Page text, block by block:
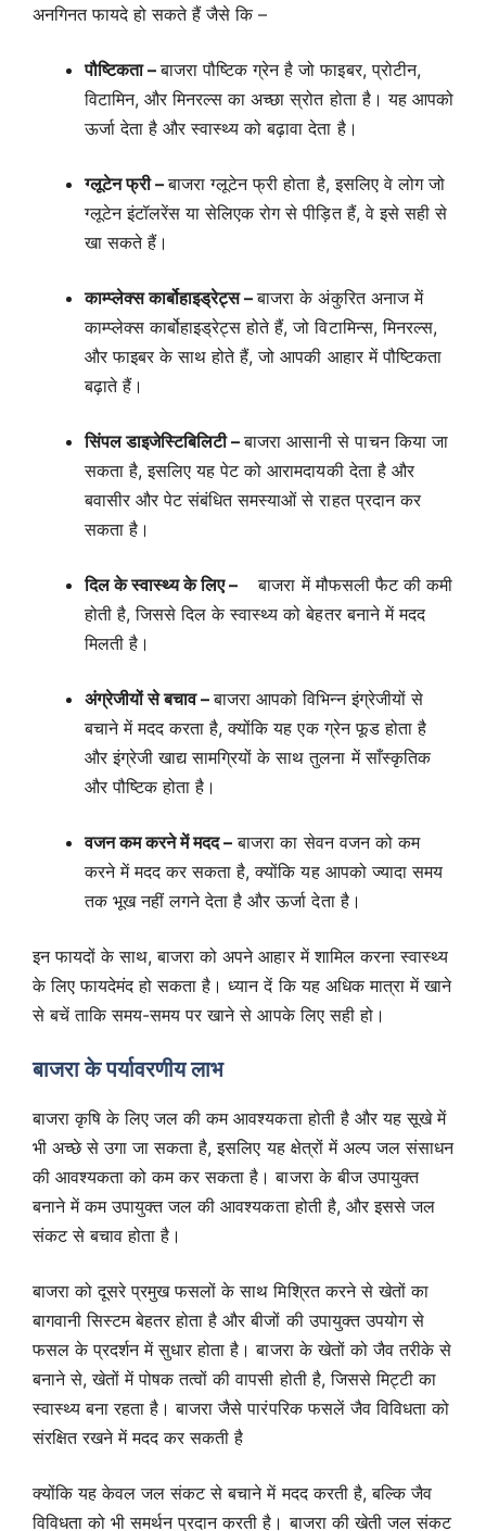
अनगिनत फायदे हो सकते हैं जैसे कि –
पौष्टिकता –बाजरा पौष्टिक ग्रेन है जो फाइबर, प्रोटीन,
विटामिन, और मिनरल्स का अच्छा स्रोत होता है। यह आपको
ऊर्जा देता है और स्वास्थ्य को बढ़ावा देता है।
ग्लूटेन फ्री –बाजरा ग्लूटेन फ्री होता है, इसलिए वे लोग जो
ग्लूटेन इंटॉलरेंस या सेलिएक रोग से पीड़ित हैं, वे इसे सही से
खा सकते हैं।
काम्प्लेक्स कार्बोहाइड्रेट्स –बाजरा के अंकुरित अनाज में
काम्प्लेक्स कार्बोहाइड्रेट्स होते हैं, जो विटामिन्स, मिनरल्स,
और फाइबर के साथ होते हैं, जो आपकी आहार में पौष्टिकता
बढ़ाते हैं।
सिंपल डाइजेस्टिबिलिटी –बाजरा आसानी से पाचन किया जा
सकता है, इसलिए यह पेट को आरामदायकी देता है और
बवासीर और पेट संबंधित समस्याओं से राहत प्रदान कर
सकता है।
दिल के स्वास्थ्य के लिए –
बाजरा में मौफसली फैट की कमी
होती है, जिससे दिल के स्वास्थ्य को बेहतर बनाने में मदद
मिलती है।
अंग्रेजीयों से बचाव –बाजरा आपको विभिन्न इंग्रेजीयों से
बचाने में मदद करता है, क्योंकि यह एक ग्रेन फूड होता है
और इंग्रेजी खाद्य सामग्रियों के साथ तुलना में साँस्कृतिक
और पौष्टिक होता है।
वजन कम करने में मदद – बाजरा का सेवन वजन को कम
करने में मदद कर सकता है, क्योंकि यह आपको ज्यादा समय
तक भूख नहीं लगने देता है और ऊर्जा देता है।
इन फायदों के साथ, बाजरा को अपने आहार में शामिल करना स्वास्थ्य
के लिए फायदेमंद हो सकता है। ध्यान दें कि यह अधिक मात्रा में खाने
से बचें ताकि समय-समय पर खाने से आपके लिए सही हो।
बाजरा के पर्यावरणीय लाभ
बाजरा कृषि के लिए जल की कम आवश्यकता होती है और यह सूखे में
भी अच्छे से उगा जा सकता है, इसलिए यह क्षेत्रों में अल्प जल संसाधन
की आवश्यकता को कम कर सकता है। बाजरा के बीज उपायुक्त
बनाने में कम उपायुक्त जल की आवश्यकता होती है, और इससे जल
संकट से बचाव होता है।
बाजरा को दूसरे प्रमुख फसलों के साथ मिश्रित करने से खेतों का
बागवानी सिस्टम बेहतर होता है और बीजों की उपायुक्त उपयोग से
फसल के प्रदर्शन में सुधार होता है। बाजरा के खेतों को जैव तरीके से
बनाने से, खेतों में पोषक तत्वों की वापसी होती है, जिससे मिट्टी का
स्वास्थ्य बना रहता है। बाजरा जैसे पारंपरिक फसलें जैव विविधता को
संरक्षित रखने में मदद कर सकती है
क्योंकि यह केवल जल संकट से बचाने में मदद करती है, बल्कि जैव
विविधता को भी समर्थन प्रदान करती है। बाजरा की खेती जल संकट